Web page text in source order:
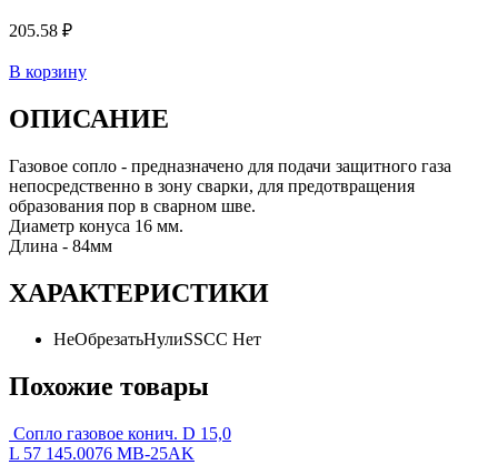
205.58 ₽
В корзину
ОПИСАНИЕ
Газовое сопло - предназначено для подачи защитного газа
непосредственно в зону сварки, для предотвращения
образования пор в сварном шве.
Диаметр конуса 16 мм.
Длина - 84мм
ХАРАКТЕРИСТИКИ
НеОбрезатьНулиSSCC Нет
Похожие товары
Сопло газовое конич. D 15,0
L 57 145.0076 MB-25AK